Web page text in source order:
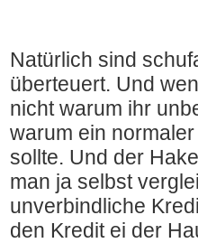
Natürlich sind
überteuert. Und
nicht warum ihr
warum ein
sollte. Und der
man ja selbst
unverbindliche
den Kredit ei der